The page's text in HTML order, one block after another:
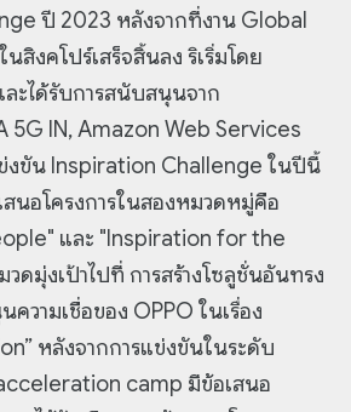
ปี 2023 หลังจากที่งาน Global
สิงคโปร์เสร็จสิ้นลง ริเริ่มโดย
ะได้รับการสนับสนุนจาก
5G IN, Amazon Web Services
งขัน Inspiration Challenge ในปีนี้
สนอโครงการในสองหมวดหมู่คือ
และ "Inspiration for the
ดมุ่งเป้าไปที่ การสร้างโซลูชั่นอันทรง
วามเชื่อของ OPPO ในเรื่อง
หลังจากการแข่งขันในระดับ
camp มีข้อเสนอ